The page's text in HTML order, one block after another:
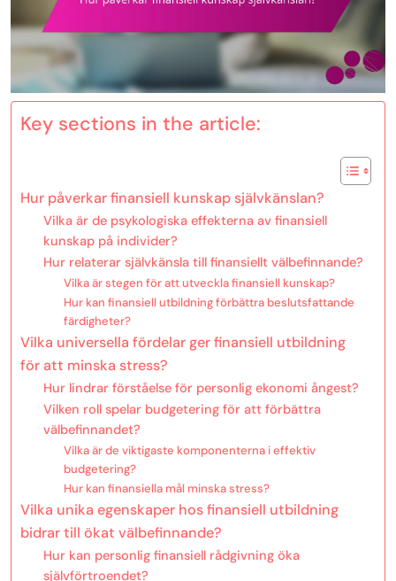
Key sections in the article:
Hur påverkar finansiell kunskap självkänslan?
Vilka är de psykologiska effekterna av finansiell
kunskap på individer?
Hur relaterar självkänsla till finansiellt välbefinnande?
Vilka är stegen för att utveckla finansiell kunskap?
Hur kan finansiell utbildning förbättra beslutsfattande
färdigheter?
Vilka universella fördelar ger finansiell utbildning
för att minska stress?
Hur lindrar förståelse för personlig ekonomi ångest?
Vilken roll spelar budgetering för att förbättra
välbefinnandet?
Vilka är de viktigaste komponenterna i effektiv
budgetering?
Hur kan finansiella mål minska stress?
Vilka unika egenskaper hos finansiell utbildning
bidrar till ökat välbefinnande?
Hur kan personlig finansiell rådgivning öka
självförtroendet?